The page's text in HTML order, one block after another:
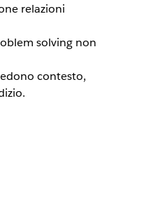
relazioni
solving non
contesto,